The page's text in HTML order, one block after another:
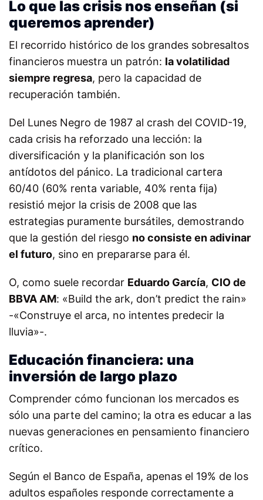
Lo que las crisis nos enseñan (si
queremos aprender)
El recorrido histórico de los grandes sobresaltos
financieros muestra un patrón: la volatilidad
siempre regresa, pero la capacidad de
recuperación también.
Del Lunes Negro de 1987 al crash del COVID-19,
cada crisis ha reforzado una lección: la
diversificación y la planificación son los
antídotos del pánico. La tradicional cartera
60/40 (60% renta variable, 40% renta fija)
resistió mejor la crisis de 2008 que las
estrategias puramente bursátiles, demostrando
que la gestión del riesgo no consiste en adivinar
el futuro, sino en prepararse para él.
O, como suele recordar Eduardo García, CIO de
BBVA AM: «Build the ark, don’t predict the rain»
-«Construye el arca, no intentes predecir la
lluvia»-.
Educación financiera: una
inversión de largo plazo
Comprender cómo funcionan los mercados es
sólo una parte del camino; la otra es educar a las
nuevas generaciones en pensamiento financiero
crítico.
Según el Banco de España, apenas el 19% de los
adultos españoles responde correctamente a